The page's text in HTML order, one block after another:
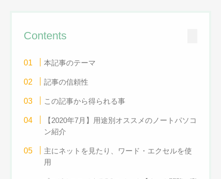
Contents
本記事のテーマ
記事の信頼性
この記事から得られる事
【2020年7月】用途別オススメのノートパソコ
ン紹介
主にネットを見たり、ワード・エクセルを使
用